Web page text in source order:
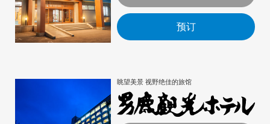
预订
眺望美景 视野绝佳的旅馆